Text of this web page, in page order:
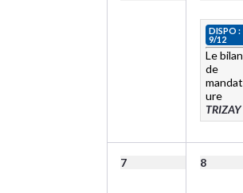
DISPO :
9/12
Le bilan
de
mandat
ure
TRIZAY
7 8